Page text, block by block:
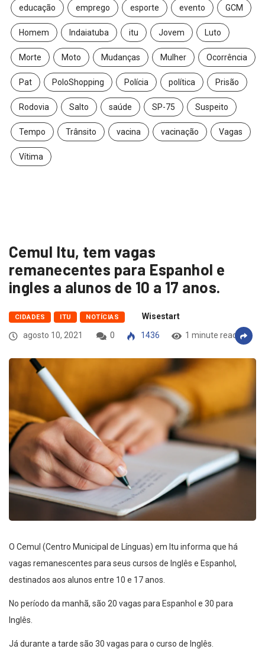
educação emprego esporte evento GCM
Homem Indaiatuba itu Jovem Luto
Morte Moto Mudanças Mulher Ocorrência
Pat PoloShopping Polícia política Prisão
Rodovia Salto saúde SP-75 Suspeito
Tempo Trânsito vacina vacinação Vagas
Vítima
Cemul Itu, tem vagas
remanecentes para Espanhol e
ingles a alunos de 10 a 17 anos.
CIDADES ITU NOTÍCIAS
Wisestart
agosto 10, 2021
0 1436 1 minute read
O Cemul (Centro Municipal de Línguas) em Itu informa que há
vagas remanescentes para seus cursos de Inglês e Espanhol,
destinados aos alunos entre 10 e 17 anos.
No período da manhã, são 20 vagas para Espanhol e 30 para
Inglês.
Já durante a tarde são 30 vagas para o curso de Inglês.